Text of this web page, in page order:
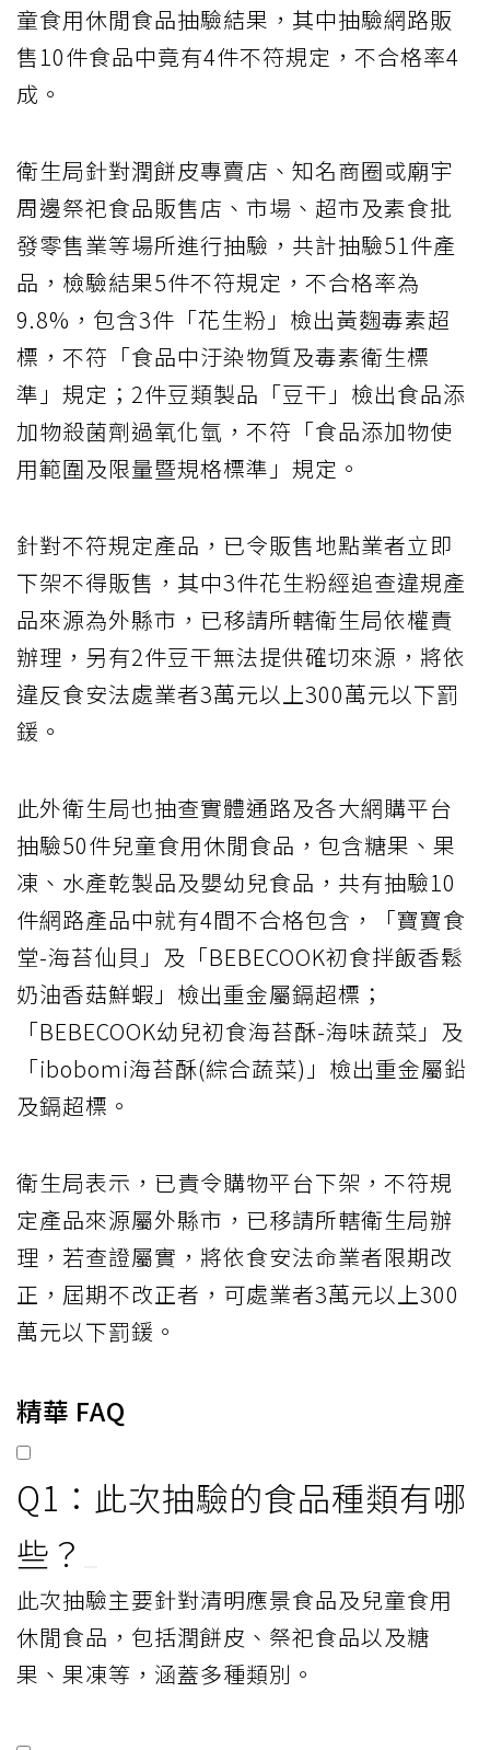
童食用休閒食品抽驗結果，其中抽驗網路販
售10件食品中竟有4件不符規定，不合格率4
成。
衛生局針對潤餅皮專賣店、知名商圈或廟宇
周邊祭祀食品販售店、市場、超市及素食批
發零售業等場所進行抽驗，共計抽驗51件產
品，檢驗結果5件不符規定，不合格率為
9.8%，包含3件「花生粉」檢出黃麴毒素超
標，不符「食品中汙染物質及毒素衛生標
準」規定；2件豆類製品「豆干」檢出食品添
加物殺菌劑過氧化氫，不符「食品添加物使
用範圍及限量暨規格標準」規定。
針對不符規定產品，已令販售地點業者立即
下架不得販售，其中3件花生粉經追查違規產
品來源為外縣市，已移請所轄衛生局依權責
辦理，另有2件豆干無法提供確切來源，將依
違反食安法處業者3萬元以上300萬元以下罰
鍰。
此外衛生局也抽查實體通路及各大網購平台
抽驗50件兒童食用休閒食品，包含糖果、果
凍、水產乾製品及嬰幼兒食品，共有抽驗10
件網路產品中就有4間不合格包含，「寶寶食
堂-海苔仙貝」及「BEBECOOK初食拌飯香鬆
奶油香菇鮮蝦」檢出重金屬鎘超標；
「BEBECOOK幼兒初食海苔酥-海味蔬菜」及
「ibobomi海苔酥(綜合蔬菜)」檢出重金屬鉛
及鎘超標。
衛生局表示，已責令購物平台下架，不符規
定產品來源屬外縣市，已移請所轄衛生局辦
理，若查證屬實，將依食安法命業者限期改
正，屆期不改正者，可處業者3萬元以上300
萬元以下罰鍰。
精華 FAQ
Q1：此次抽驗的食品種類有哪
些？
此次抽驗主要針對清明應景食品及兒童食用
休閒食品，包括潤餅皮、祭祀食品以及糖
果、果凍等，涵蓋多種類別。